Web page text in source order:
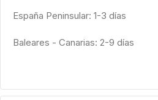
España Peninsular: 1-3 días
Baleares - Canarias: 2-9 días